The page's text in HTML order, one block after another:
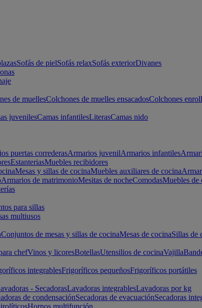
Sofás de pielSofás relaxSofás exteriorDivanes
de muellesColchones de muelles ensacadosColchones
juvenilesCamas infantilesLiterasCamas nido
puertas correderasArmarios juvenilArmarios infantiles
EstanteriasMuebles recibidores
Mesas y sillas de cocinaMuebles auxiliares de cocina
Armarios de matrimonioMesitas de nocheComodasMuebles
para sillas
multiusos
Conjuntos de mesas y sillas de cocinaMesas de cocinaSillas de
chefVinos y licoresBotellasUtensilios de cocinaVajilla
integrablesFrigoríficos pequeñosFrigoríficos portátiles
- SecadorasLavadoras integrablesLavadoras por kg
de condensaciónSecadoras de evacuaciónSecadoras
Hornos multifunción